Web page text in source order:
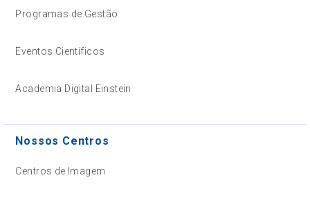
Programas de Gestão
Eventos Científicos
Academia Digital Einstein
Nossos Centros
Centros de Imagem